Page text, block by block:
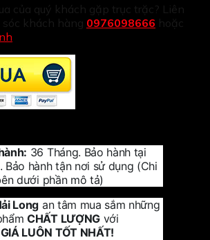
của quý khách gặp trục trặc? Liên
khách hàng 0976098666 hoặc
36 Tháng. Bảo hành tại
Bảo hành tận nơi sử dụng (Chi
dưới phần mô tả)
Long an tâm mua sắm những
CHẤT LƯỢNGvới
GIÁ LUÔN TỐT NHẤT!